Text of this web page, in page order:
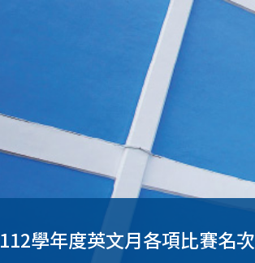
112學年度英文月各項比賽名次